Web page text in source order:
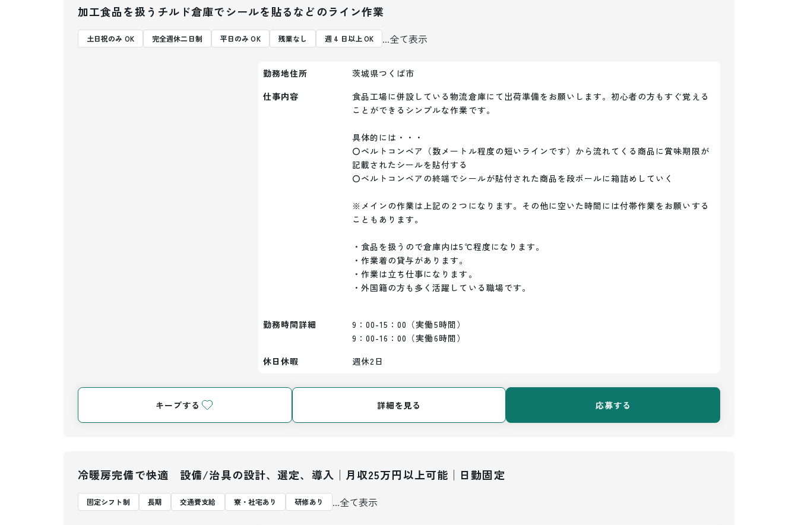
加工食品を扱うチルド倉庫でシールを貼るなどのライン作業
土日祝のみ OK 完全週休二日制 平日のみ OK 残業なし 週 4 日以上 OK ...全て表示
勤務地住所
茨城県つくば市
仕事内容
食品工場に併設している物流倉庫にて出荷準備をお願いします。初心者の方もすぐ覚える
ことができるシンプルな作業です。
具体的には・・・
〇ベルトコンベア（数メートル程度の短いラインです）から流れてくる商品に賞味期限が
記載されたシールを貼付する
〇ベルトコンベアの終端でシールが貼付された商品を段ボールに箱詰めしていく
※メインの作業は上記の２つになります。その他に空いた時間には付帯作業をお願いする
こともあります。
・食品を扱うので倉庫内は5℃程度になります。
・作業着の貸与があります。
・作業は立ち仕事になります。
・外国籍の方も多く活躍している職場です。
勤務時間詳細
9：00-15：00（実働5時間）
9：00-16：00（実働6時間）
休日休暇
週休2日
キープする 詳細を見る 応募する
冷暖房完備で快適 設備/治具の設計、選定、導入│月収25万円以上可能│日勤固定
固定シフト制 長期 交通費支給 寮・社宅あり 研修あり ...全て表示